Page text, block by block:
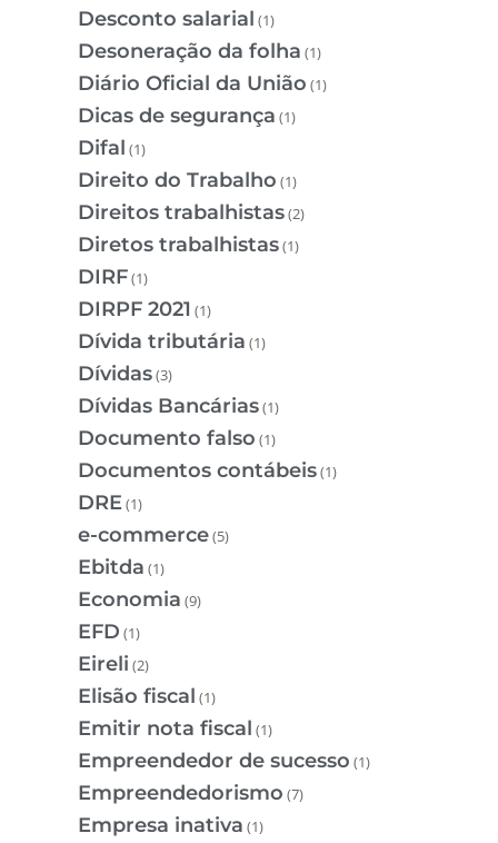
Desconto salarial (1)
Desoneração da folha (1)
Diário Oficial da União (1)
Dicas de segurança (1)
Difal (1)
Direito do Trabalho (1)
Direitos trabalhistas(2)
Diretos trabalhistas(1)
DIRF(1)
DIRPF 2021 (1)
Dívida tributária (1)
Dívidas(3)
Dívidas Bancárias(1)
Documento falso (1)
Documentos contábeis(1)
DRE(1)
e-commerce(5)
Ebitda (1)
Economia (9)
EFD (1)
Eireli (2)
Elisão fiscal (1)
Emitir nota fiscal (1)
Empreendedor de sucesso (1)
Empreendedorismo (7)
Empresa inativa (1)